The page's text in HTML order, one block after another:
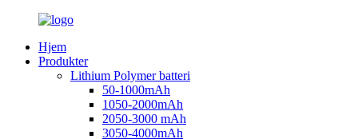
Hjem
Produkter
Lithium Polymer batteri
50-1000mAh
1050-2000mAh
2050-3000 mAh
3050-4000mAh